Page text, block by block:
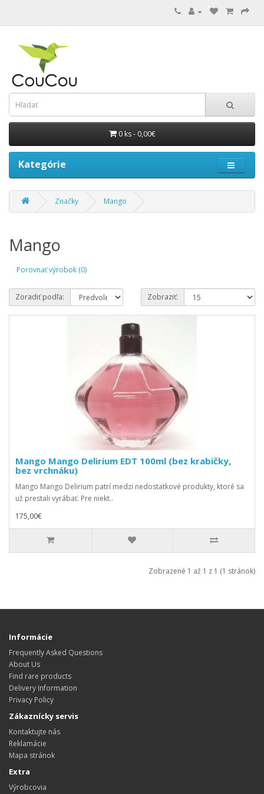
0 ks - 0,00€
Kategórie
Značky Mango
Mango
Porovnať výrobok (0)
Zoradiť podľa: Zobraziť:
Mango Mango Delirium EDT 100ml (bez krabičky,
bez vrchnáku)
Mango Mango Delirium patrí medzi nedostatkové produkty, ktoré sa
už prestali vyrábať. Pre niekt..
175,00€
Zobrazené 1 až 1 z 1 (1 stránok)
Informácie
Frequently Asked Questions
About Us
Find rare products
Delivery Information
Privacy Policy
Zákaznícky servis
Kontaktujte nás
Reklamácie
Mapa stránok
Extra
Výrobcovia